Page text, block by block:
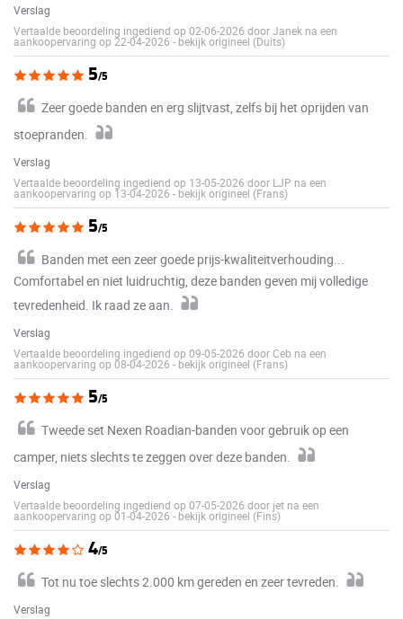
Verslag
Vertaalde beoordeling ingediend op 02-06-2026 door Janek na een
aankoopervaring op 22-04-2026 - bekijk origineel (Duits)
5/5
Zeer goede banden en erg slijtvast, zelfs bij het oprijden van
stoepranden.
Verslag
Vertaalde beoordeling ingediend op 13-05-2026 door LJP na een
aankoopervaring op 13-04-2026 - bekijk origineel (Frans)
5/5
Banden met een zeer goede prijs-kwaliteitverhouding...
Comfortabel en niet luidruchtig, deze banden geven mij volledige
tevredenheid. Ik raad ze aan.
Verslag
Vertaalde beoordeling ingediend op 09-05-2026 door Ceb na een
aankoopervaring op 08-04-2026 - bekijk origineel (Frans)
5/5
Tweede set Nexen Roadian-banden voor gebruik op een
camper, niets slechts te zeggen over deze banden.
Verslag
Vertaalde beoordeling ingediend op 07-05-2026 door jet na een
aankoopervaring op 01-04-2026 - bekijk origineel (Fins)
4/5
Tot nu toe slechts 2.000 km gereden en zeer tevreden.
Verslag